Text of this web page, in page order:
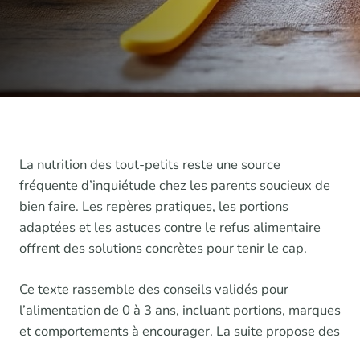
La nutrition des tout-petits reste une source
fréquente d’inquiétude chez les parents soucieux de
bien faire. Les repères pratiques, les portions
adaptées et les astuces contre le refus alimentaire
offrent des solutions concrètes pour tenir le cap.
Ce texte rassemble des conseils validés pour
l’alimentation de 0 à 3 ans, incluant portions, marques
et comportements à encourager. La suite propose des